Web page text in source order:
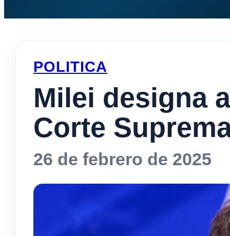
POLITICA
Milei designa
Corte
26 de febrero de 2025